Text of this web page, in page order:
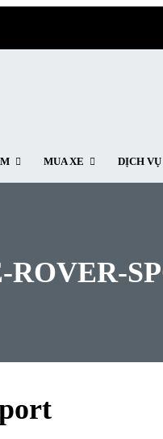
MUA XE DỊCH VỤ